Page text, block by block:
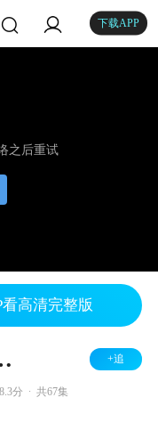
下载APP
之后重试
高清完整版
四部 +追
8.3分 共67集